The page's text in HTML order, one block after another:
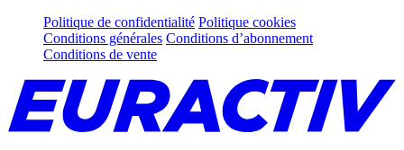
Politique de confidentialité Politique cookies
Conditions générales Conditions d’abonnement
Conditions de vente